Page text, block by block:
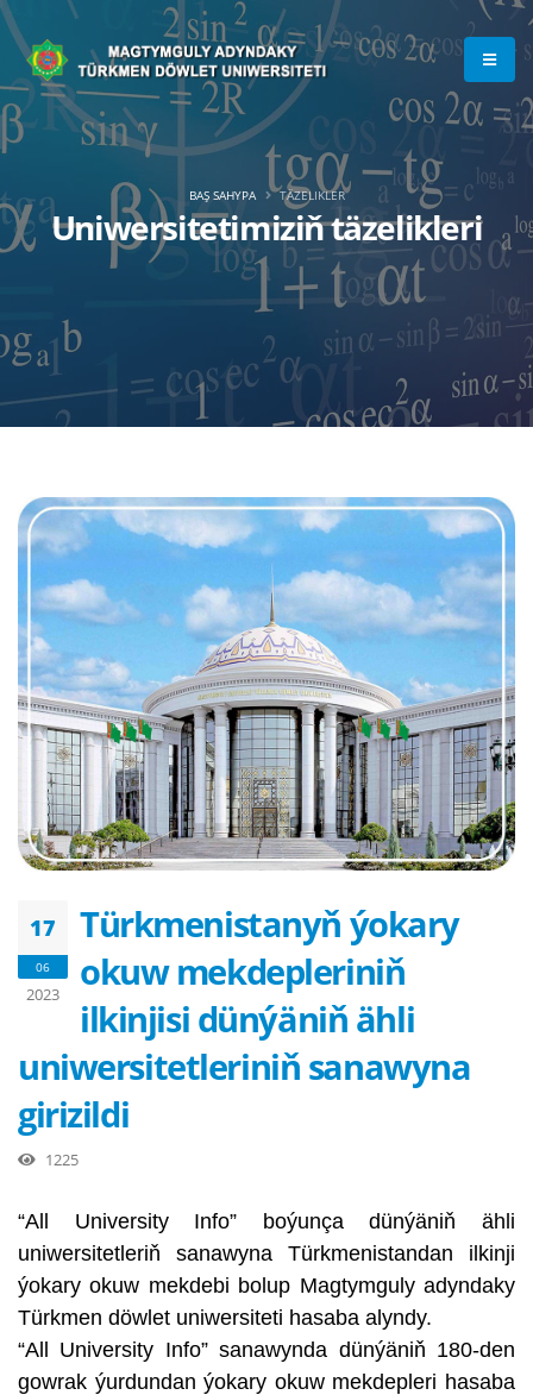
Uniwersitetimiziň täzelikleri
BAŞ SAHYPA TÄZELIKLER
17
06
2023
Türkmenistanyň ýokary
okuw mekdepleriniň
ilkinjisi dünýäniň ähli
uniwersitetleriniň sanawyna
girizildi
1225
“All University Info” boýunça dünýäniň ähli
uniwersitetleriň sanawyna Türkmenistandan ilkinji
ýokary okuw mekdebi bolup Magtymguly adyndaky
Türkmen döwlet uniwersiteti hasaba alyndy.
“All University Info” sanawynda dünýäniň 180-den
gowrak ýurdundan ýokary okuw mekdepleri hasaba